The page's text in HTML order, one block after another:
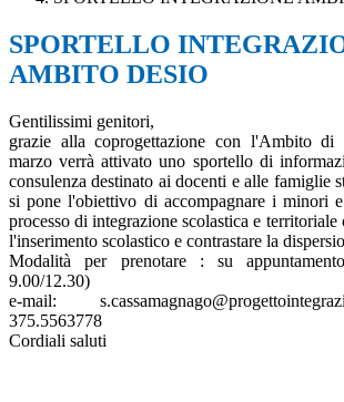
SPORTELLO
AMBITO DESIO
Gentilissimi genitori,
grazie alla coprogettazione con l'Ambito
marzo verrà attivato uno sportello di
consulenza destinato ai docenti e alle famiglie
si pone l'obiettivo di accompagnare i minori
processo di integrazione scolastica e
l'inserimento scolastico e contrastare la
Modalità per prenotare : su
9.00/12.30)
e-mail:
375.5563778
Cordiali saluti